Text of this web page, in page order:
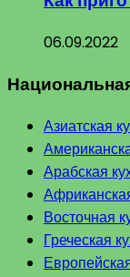
06.09.2022
Азиатская
Арабская
Восточная
Греческая